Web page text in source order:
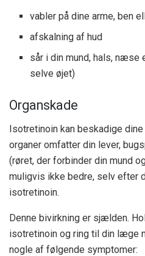
vabler på dine arme, ben
afskalning af hud
sår i din mund, hals, næse
selve øjet)
Organskade
Isotretinoin kan beskadige
organer omfatter din lever,
(røret, der forbinder din mund
muligvis ikke bedre, selv efter
isotretinoin.
Denne bivirkning er sjælden.
isotretinoin og ring til din læge
nogle af følgende symptomer: